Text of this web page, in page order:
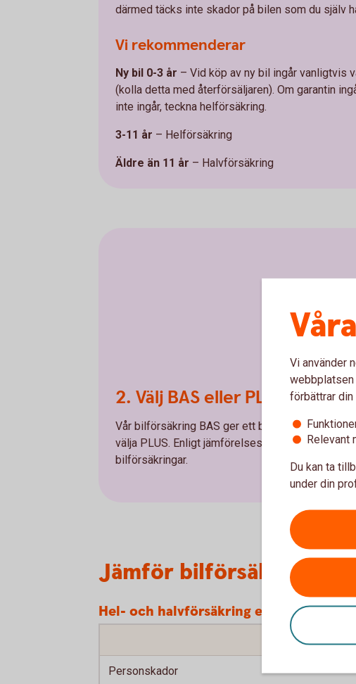
därmed täcks inte skador på bilen som du själv
Vi rekommenderar
Ny bil 0-3 år – Vid köp av ny bil ingår vanligtvis
(kolla detta med återförsäljaren). Om garantin
inte ingår, teckna helförsäkring.
3-11 år – Helförsäkring
Äldre än 11 år – Halvförsäkring
2. Välj BAS eller PLUS
Vår bilförsäkring BAS ger ett bra grundskydd.
välja PLUS. Enligt jämförelsesajten
bilförsäkringar.
Jämför bilförsäkring –
Hel- och halvförsäkring ersätter
Personskador
Vi använder
webbplatsen
förbättrar
Relevant
Du kan ta
under din